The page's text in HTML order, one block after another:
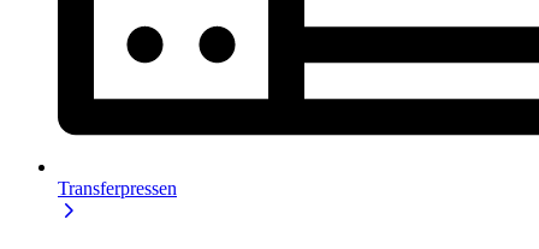
Transferpressen